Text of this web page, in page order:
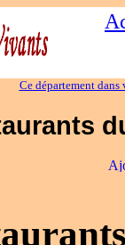
Ce département dans